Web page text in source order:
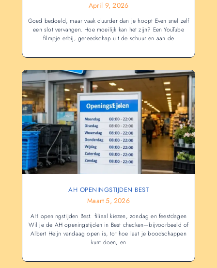
April 9, 2026
Goed bedoeld, maar vaak duurder dan je hoopt Even snel zelf
een slot vervangen. Hoe moeilijk kan het zijn? Een YouTube
filmpje erbij, gereedschap uit de schuur en aan de
AH OPENINGSTIJDEN BEST
Maart 5, 2026
AH openingstijden Best: filiaal kiezen, zondag en feestdagen
Wil je de AH openingstijden in Best checken—bijvoorbeeld of
Albert Heijn vandaag open is, tot hoe laat je boodschappen
kunt doen, en